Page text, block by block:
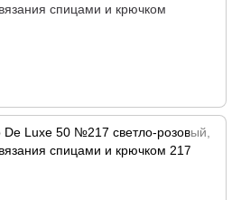
спицами и крючком